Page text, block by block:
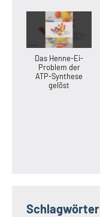
Das Henne-Ei-
Problem der
ATP-Synthese
gelöst
Schlagwörter